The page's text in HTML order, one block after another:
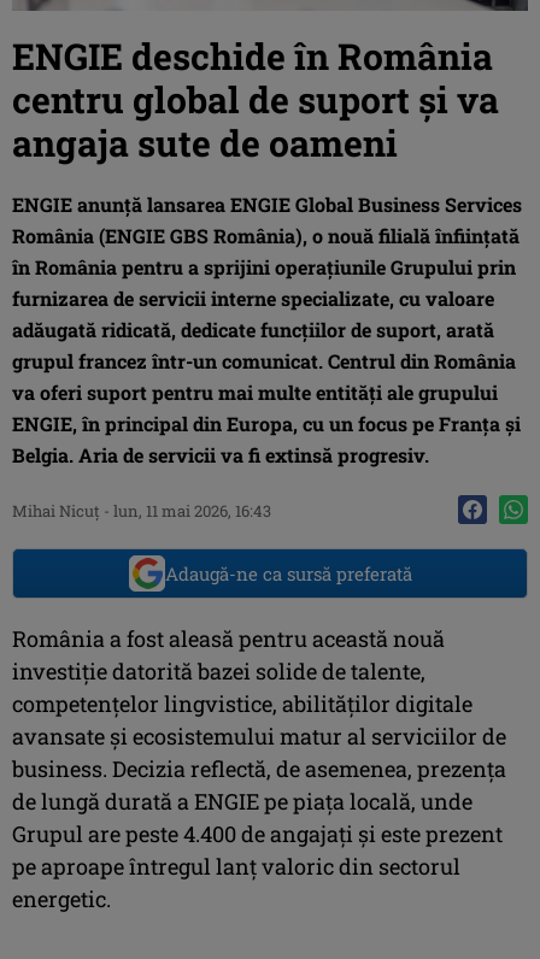
ENGIE deschide în România
centru global de suport și va
angaja sute de oameni
ENGIE anunță lansarea ENGIE Global Business Services
România (ENGIE GBS România), o nouă filială înființată
în România pentru a sprijini operațiunile Grupului prin
furnizarea de servicii interne specializate, cu valoare
adăugată ridicată, dedicate funcțiilor de suport, arată
grupul francez într-un comunicat. Centrul din România
va oferi suport pentru mai multe entități ale grupului
ENGIE, în principal din Europa, cu un focus pe Franța și
Belgia. Aria de servicii va fi extinsă progresiv.
Mihai Nicuţ - lun, 11 mai 2026, 16:43
Adaugă-ne ca sursă preferată
România a fost aleasă pentru această nouă
investiție datorită bazei solide de talente,
competențelor lingvistice, abilităților digitale
avansate și ecosistemului matur al serviciilor de
business. Decizia reflectă, de asemenea, prezența
de lungă durată a ENGIE pe piața locală, unde
Grupul are peste 4.400 de angajați și este prezent
pe aproape întregul lanț valoric din sectorul
energetic.